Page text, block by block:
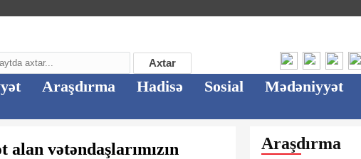
Axtar
Araşdırma Hadisə Sosial Mədəniyyət
vətəndaşlarımızın
Araşdırma